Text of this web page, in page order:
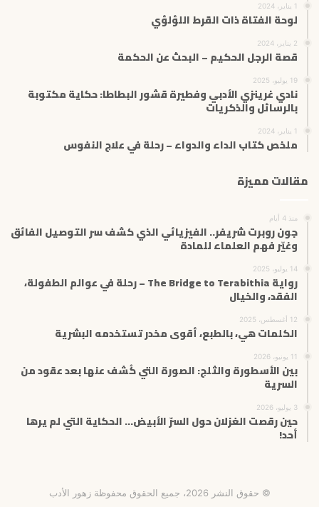
1 يناير، 2024
لوحة الفتاة ذات القرط اللؤلؤي
2 يناير، 2024
قصة الرجل الحكيم – البحث عن الحكمة
19 يوليو، 2025
نادي غرينزي الأدبي وفطيرة قشور البطاطا: حكاية مكتوبة
بالرسائل والذكريات
1 يناير، 2024
ملخص كتاب الداء والدواء – رحلة في علاج النفوس
مقالات مميزة
منذ 4 أيام
جون روبرت شريفر.. الفيزيائي الذي كشف سر التوصيل الفائق
وغيّر فهم العلماء للمادة
14 يوليو، 2025
رواية The Bridge to Terabithia – رحلة في عوالم الطفولة،
الفقد، والخيال
12 أغسطس، 2025
الكلمات هي، بالطبع، أقوى مخدر تستخدمه البشرية
11 يونيو، 2026
بين الأسطورة والثلج: الصورة التي كُشف عنها بعد عقود من
السرية
3 يوليو، 2026
حين رقصت الغزلان حول السرّ الأبيض… الحكاية التي لم يرها
أحد!
© حقوق النشر 2026، جميع الحقوق محفوظة زهور الأدب